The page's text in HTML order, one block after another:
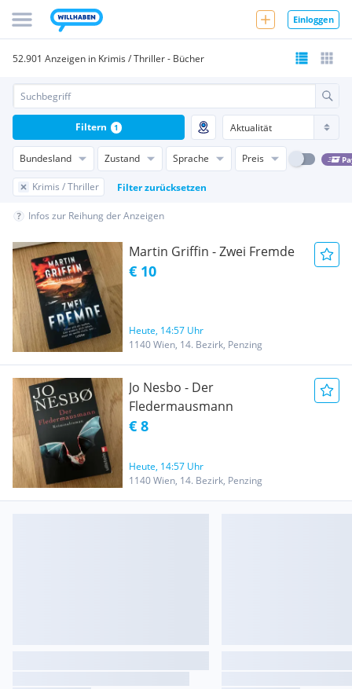
Einloggen
52.901 Anzeigen in Krimis / Thriller - Bücher
Bundesland Zustand Sprache Preis
Krimis / Thriller Filter zurücksetzen
Filtern 1
Infos zur Reihung der Anzeigen
Martin Griffin - Zwei Fremde
€ 10
Heute, 14:57 Uhr
1140 Wien, 14. Bezirk, Penzing
Jo Nesbo - Der
Fledermausmann
€ 8
Heute, 14:57 Uhr
1140 Wien, 14. Bezirk, Penzing